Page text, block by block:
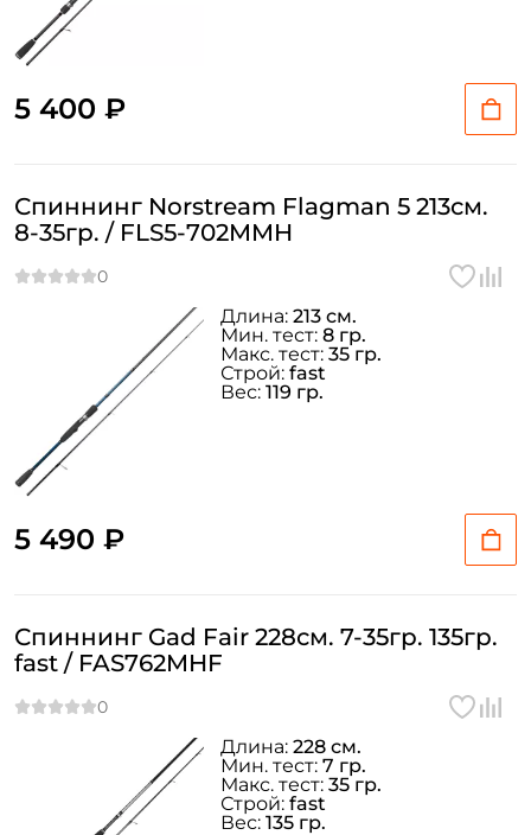
5 400 ₽
Спиннинг Norstream Flagman 5 213см.
8-35гр. / FLS5-702MMH
5 490 ₽
Длина: 213 см.
Мин. тест: 8 гр.
Макс. тест: 35 гр.
Строй: fast
Вес: 119 гр.
Спиннинг Gad Fair 228см. 7-35гр. 135гр.
fast / FAS762MHF
Длина: 228 см.
Мин. тест: 7 гр.
Макс. тест: 35 гр.
Строй: fast
Вес: 135 гр.